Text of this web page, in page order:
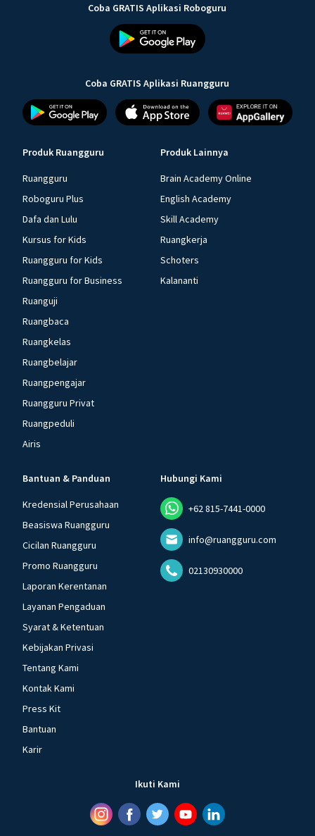
Coba GRATIS Aplikasi Roboguru
Coba GRATIS Aplikasi Ruangguru
Produk Ruangguru
Ruangguru
Roboguru Plus
Dafa dan Lulu
Kursus for Kids
Ruangguru for Kids
Ruangguru for Business
Ruanguji
Ruangbaca
Ruangkelas
Ruangbelajar
Ruangpengajar
Ruangguru Privat
Ruangpeduli
Airis
Produk Lainnya
Brain Academy Online
English Academy
Skill Academy
Ruangkerja
Schoters
Kalananti
Bantuan & Panduan
Kredensial Perusahaan
Beasiswa Ruangguru
Cicilan Ruangguru
Promo Ruangguru
Laporan Kerentanan
Layanan Pengaduan
Syarat & Ketentuan
Kebijakan Privasi
Tentang Kami
Kontak Kami
Press Kit
Bantuan
Karir
Hubungi Kami
+62 815-7441-0000
info@ruangguru.com
02130930000
Ikuti Kami